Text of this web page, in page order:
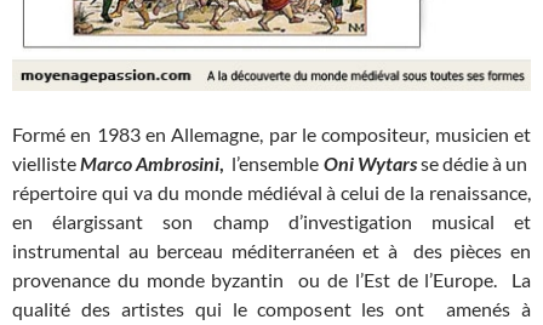
Formé en 1983 en Allemagne, par le compositeur, musicien et
viellisteMarco Ambrosini, l’ensemble Oni Wytarsse dédie à un
répertoire qui va du monde médiéval à celui de la renaissance,
en élargissant son champ d’investigation musical et
instrumental au berceau méditerranéen et à des pièces en
provenance du monde byzantin ou de l’Est de l’Europe. La
qualité des artistes qui le composent les ont amenés à